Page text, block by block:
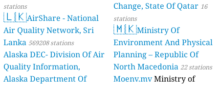
stations
🇱🇰AirShare - National
Air Quality Network, Sri
Lanka 569208 stations
Alaska DEC- Division Of Air
Quality Information,
Alaska Department Of
Change, State Of Qatar 16
stations
🇲🇰Ministry Of
Environment And Physical
Planning – Republic Of
North Macedonia 22 stations
Moenv.mvMinistry of